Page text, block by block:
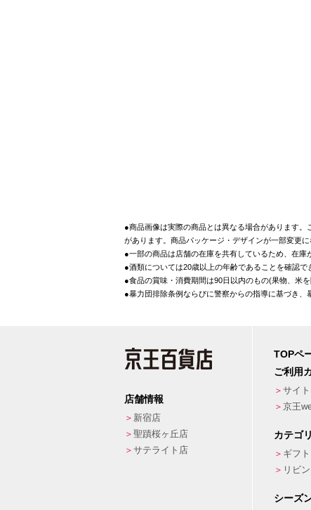
●商品画像は実際の商品とは異なる場合があります
があります。商品パッケージ・デザインが一部変更に
●一部の商品は店舗の在庫を共有しているため、在
●酒類については20歳以上の年齢であることを確認で
●食品の賞味・消費期間は90日以内のもの(果物、米
●暴力団排除条例ならびに警察からの指導に基づき、
店舗情報
新宿店
聖蹟桜ヶ丘店
サテライト店
TOPペ
ご利用
サイ
京王
カテゴ
ギフト
リビ
シーズ